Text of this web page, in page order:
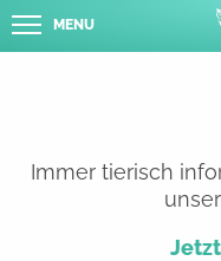
MENU
Immer tierisch